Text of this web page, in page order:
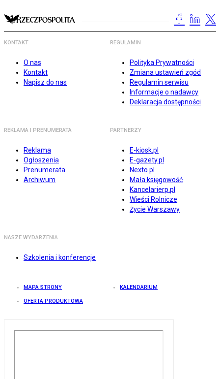
KONTAKT
O nas
Kontakt
Napisz do nas
REGULAMIN
Polityka Prywatności
Zmiana ustawień zgód
Regulamin serwisu
Informacje o nadawcy
Deklaracja dostępności
REKLAMA I PRENUMERATA
Reklama
Ogłoszenia
Prenumerata
Archiwum
PARTNERZY
E-kiosk.pl
E-gazety.pl
Nexto.pl
Mała księgowość
Kancelarierp.pl
Wieści Rolnicze
Życie Warszawy
NASZE WYDARZENIA
Szkolenia i konferencje
MAPA STRONY KALENDARIUM
OFERTA PRODUKTOWA